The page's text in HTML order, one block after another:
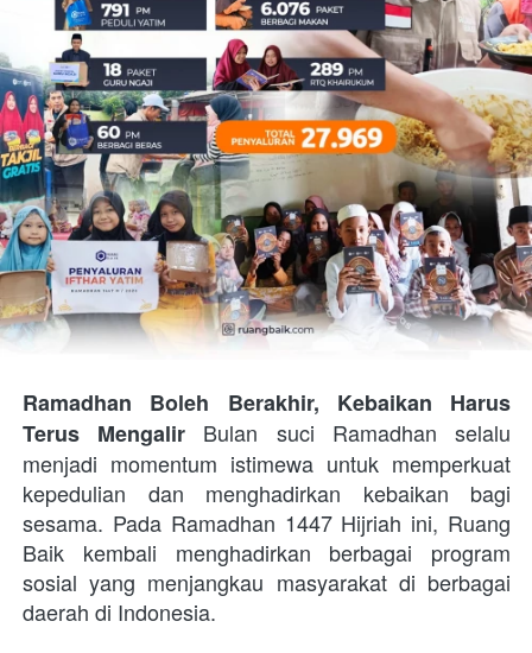
Ramadhan Boleh Berakhir, Kebaikan Harus
Terus Mengalir Bulan suci Ramadhan selalu
menjadi momentum istimewa untuk memperkuat
kepedulian dan menghadirkan kebaikan bagi
sesama. Pada Ramadhan 1447 Hijriah ini, Ruang
Baik kembali menghadirkan berbagai program
sosial yang menjangkau masyarakat di berbagai
daerah di Indonesia.